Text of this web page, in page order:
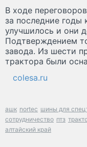
В ходе
за последние
улучшилось и они
Подтверждением
завода. Из шести
трактора были
colesa.ru
ашк nortec шины для
сотрудничество птз
алтайский край